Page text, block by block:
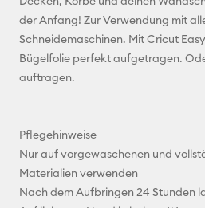
der Anfang! Zur Verwendung mit
Schneidemaschinen. Mit Cricut
Bügelfolie perfekt aufgetragen.
auftragen.
Pflegehinweise
Nur auf vorgewaschenen und
Materialien verwenden
Nach dem Aufbringen 24 Stunden